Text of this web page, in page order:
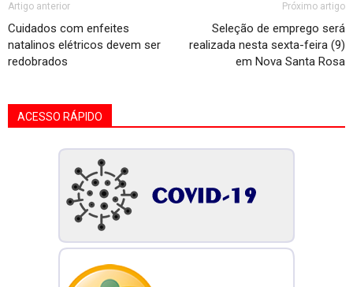
Artigo anterior
Cuidados com enfeites
natalinos elétricos devem ser
redobrados
Próximo artigo
Seleção de emprego será
realizada nesta sexta-feira (9)
em Nova Santa Rosa
ACESSO RÁPIDO